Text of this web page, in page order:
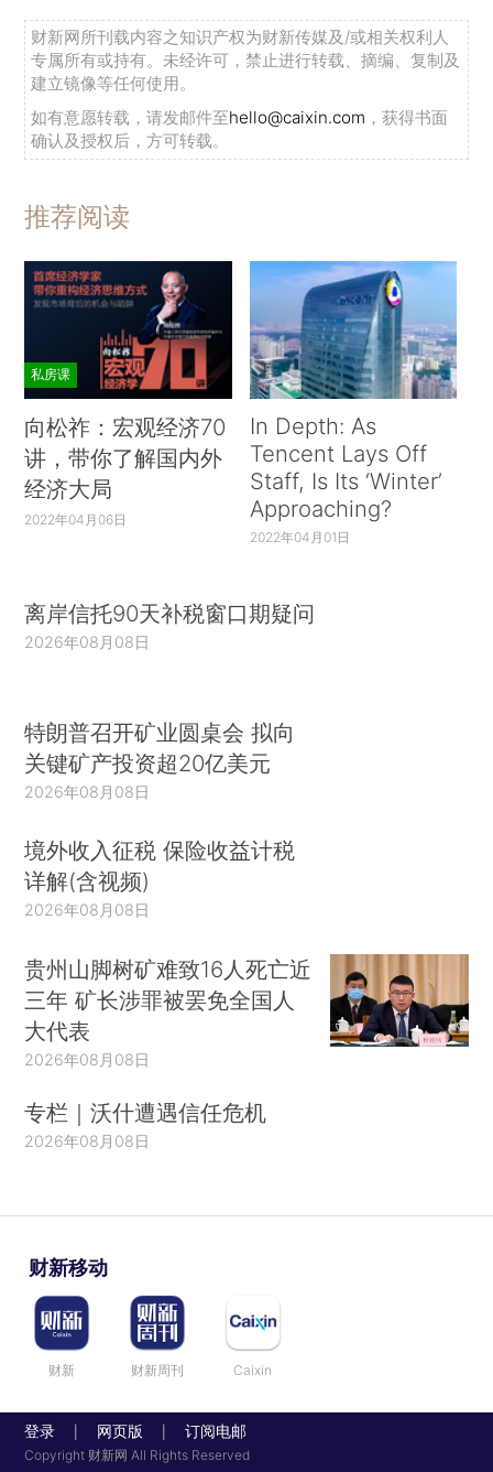
财新网所刊载内容之知识产权为财新传媒及/或相关权利人
专属所有或持有。未经许可，禁止进行转载、摘编、复制及
建立镜像等任何使用。
如有意愿转载，请发邮件至hello@caixin.com ，获得书面
确认及授权后，方可转载。
推荐阅读
私房课
向松祚：宏观经济70
讲，带你了解国内外
经济大局
2022年04月06日
In Depth: As
Tencent Lays Off
Staff, Is Its ‘Winter’
Approaching?
2022年04月01日
离岸信托90天补税窗口期疑问
2026年08月08日
特朗普召开矿业圆桌会 拟向
关键矿产投资超20亿美元
2026年08月08日
境外收入征税 保险收益计税
详解(含视频)
2026年08月08日
贵州山脚树矿难致16人死亡近
三年 矿长涉罪被罢免全国人
大代表
2026年08月08日
专栏｜沃什遭遇信任危机
2026年08月08日
财新移动
财新 财新周刊 Caixin
登录 网页版 订阅电邮
Copyright 财新网 All Rights Reserved